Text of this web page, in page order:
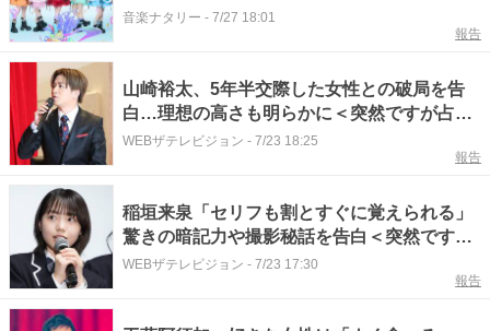
音楽ナタリー - 7/27 18:01
報告
山崎裕太、5年半交際した女性との破局を告
白…理想の高さも明らかに＜突然ですが占っ
てもいいですか？＞
WEBザテレビジョン - 7/23 18:25
報告
稲垣来泉「セリフも割とすぐに覚えられる」
驚きの暗記力や撮影秘話を告白＜突然ですが
占ってもいいですか？＞
WEBザテレビジョン - 7/23 17:30
報告